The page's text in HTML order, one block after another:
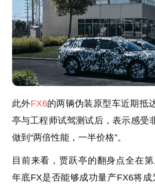
此外FX6的两辆伪装原型车近期抵
亭与工程师试驾测试后，表示感受
做到“两倍性能，一半价格”。
目前来看，贾跃亭的翻身点全在第
年底FX是否能够成功量产FX6将成